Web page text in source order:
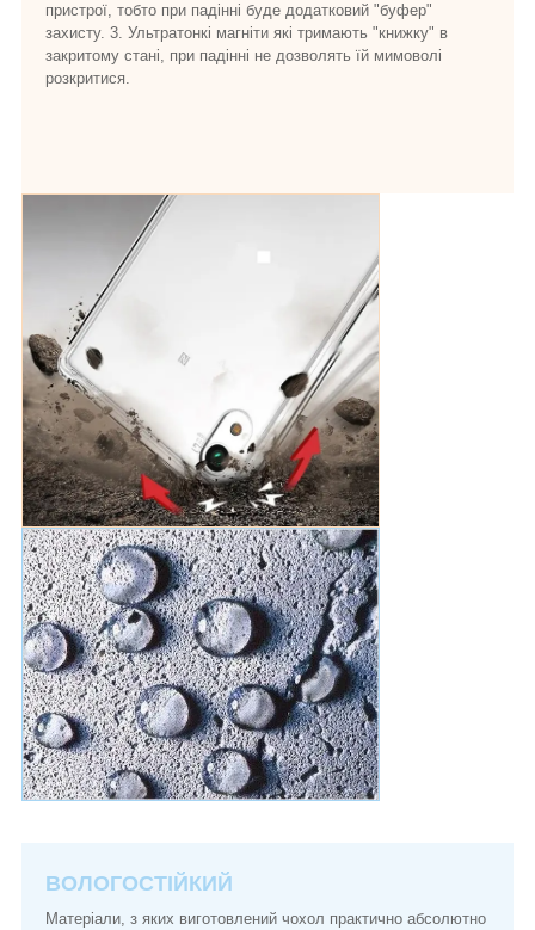
пристрої, тобто при падінні буде додатковий "буфер"
захисту. 3. Ультратонкі магніти які тримають "книжку" в
закритому стані, при падінні не дозволять їй мимоволі
розкритися.
ВОЛОГОСТІЙКИЙ
Матеріали, з яких виготовлений чохол практично абсолютно